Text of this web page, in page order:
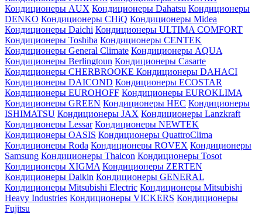
Кондиционеры AUX Кондиционеры Dahatsu Кондиционеры
DENKO Кондиционеры CHiQ Кондиционеры Midea
Кондиционеры Daichi Кондиционеры ULTIMA COMFORT
Кондиционеры Toshiba Кондиционеры CENTEK
Кондиционеры General Climate Кондиционеры AQUA
Кондиционеры Berlingtoun Кондиционеры Casarte
Кондиционеры CHERBROOKE Кондиционеры DAHACI
Кондиционеры DAICOND Кондиционеры ECOSTAR
Кондиционеры EUROHOFF Кондиционеры EUROKLIMA
Кондиционеры GREEN Кондиционеры HEC Кондиционеры
ISHIMATSU Кондиционеры JAX Кондиционеры Lanzkraft
Кондиционеры Lessar Кондиционеры NEWTEK
Кондиционеры OASIS Кондиционеры QuattroClima
Кондиционеры Roda Кондиционеры ROVEX Кондиционеры
Samsung Кондиционеры Thaicon Кондиционеры Tosot
Кондиционеры XIGMA Кондиционеры ZERTEN
Кондиционеры Daikin Кондиционеры GENERAL
Кондиционеры Mitsubishi Electric Кондиционеры Mitsubishi
Heavy Industries Кондиционеры VICKERS Кондиционеры
Fujitsu